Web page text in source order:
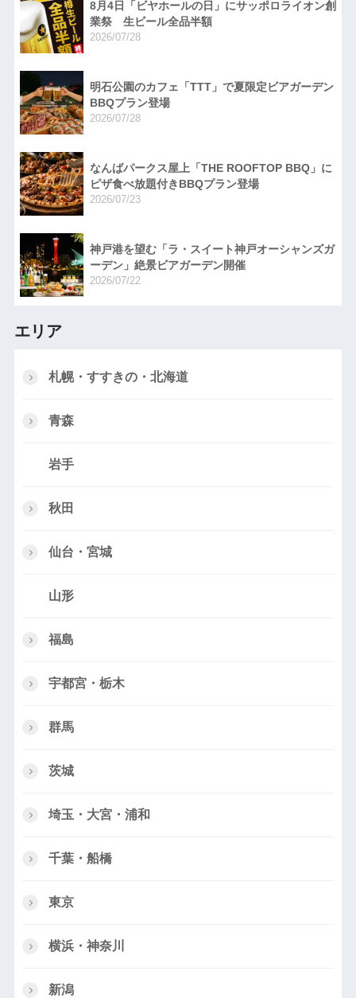
8月4日「ビヤホールの日」にサッポロライオン創
業祭 生ビール全品半額
2026/07/28
明石公園のカフェ「TTT」で夏限定ビアガーデン
BBQプラン登場
2026/07/28
なんばパークス屋上「THE ROOFTOP BBQ」に
ピザ食べ放題付きBBQプラン登場
2026/07/23
神戸港を望む「ラ・スイート神戸オーシャンズガ
ーデン」絶景ビアガーデン開催
2026/07/22
エリア
札幌・すすきの・北海道
青森
岩手
秋田
仙台・宮城
山形
福島
宇都宮・栃木
群馬
茨城
埼玉・大宮・浦和
千葉・船橋
東京
横浜・神奈川
新潟